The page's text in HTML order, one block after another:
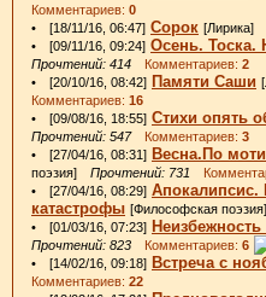
Комментариев: 0
• [18/11/16, 06:47] Сорок [Лирика]
• [09/11/16, 09:24] Осень. Тоска.
Прочтений: 414 Комментариев: 2
• [20/10/16, 08:42] Памяти Саши
Комментариев: 16
• [09/08/16, 18:55] Стихи опять
Прочтений: 547Комментариев: 3
• [27/04/16, 08:31] Весна.По
поэзия] Прочтений: 731
• [27/04/16, 08:29]
катастрофы [Философская
• [01/03/16, 07:23]
Прочтений: 823 Комментариев: 6
• [14/02/16, 09:18] Встреча с
Комментариев: 22